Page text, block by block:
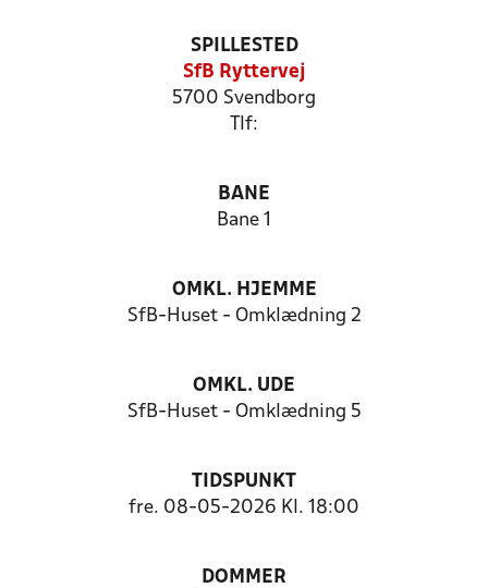
SPILLESTED
SfB Ryttervej
5700 Svendborg
Tlf:
BANE
Bane 1
OMKL. HJEMME
SfB-Huset - Omklædning 2
OMKL. UDE
SfB-Huset - Omklædning 5
TIDSPUNKT
fre. 08-05-2026 Kl. 18:00
DOMMER